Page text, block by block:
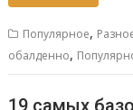
Популярное,
обалденно,
19 самых